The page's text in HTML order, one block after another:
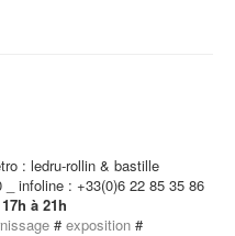
: ledru-rollin & bastille
infoline : +33(0)6 22 85 35 86
à 21h
# exposition #